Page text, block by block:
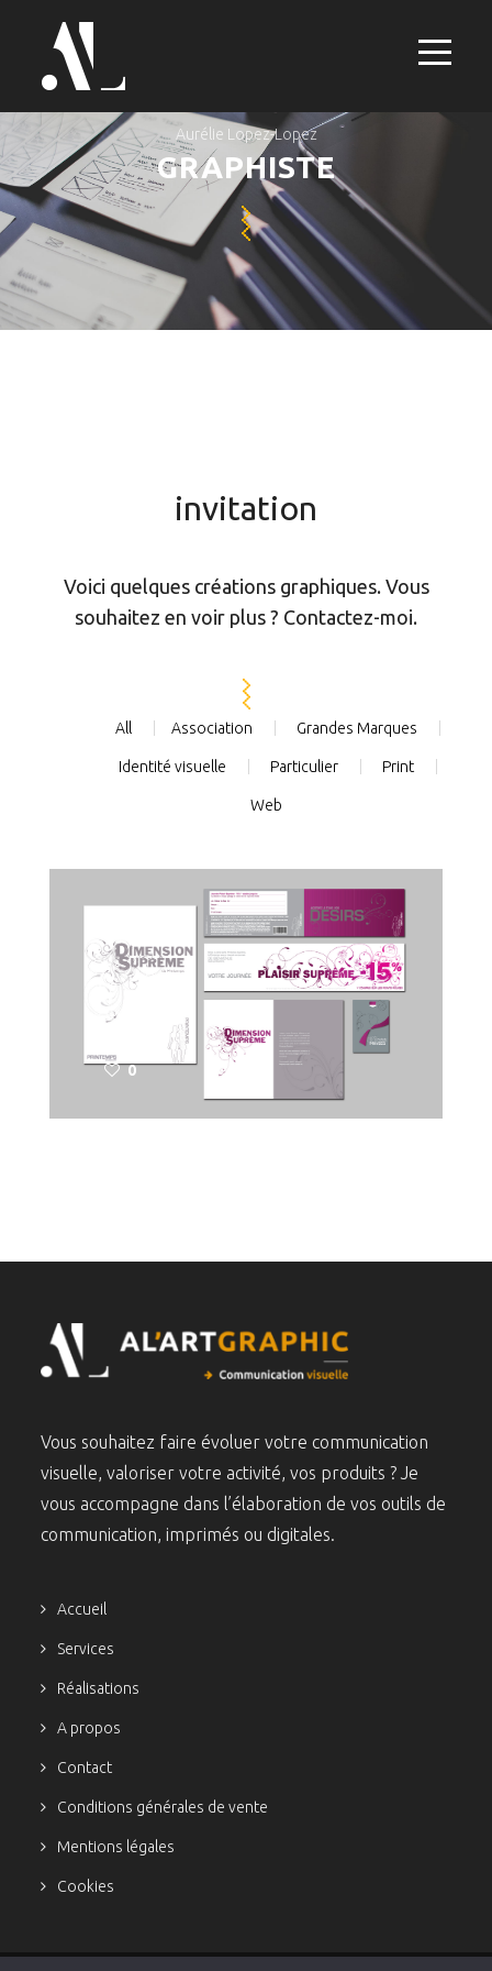
Aurélie Lopez-Lopez
GRAPHISTE
invitation
Voici quelques créations graphiques. Vous
souhaitez en voir plus ? Contactez-moi.
All Association Grandes Marques
Identité visuelle Particulier Print
Web
0
Vous souhaitez faire évoluer votre communication
visuelle, valoriser votre activité, vos produits ? Je
vous accompagne dans l’élaboration de vos outils de
communication, imprimés ou digitales.
Accueil
Services
Réalisations
A propos
Contact
Conditions générales de vente
Mentions légales
Cookies